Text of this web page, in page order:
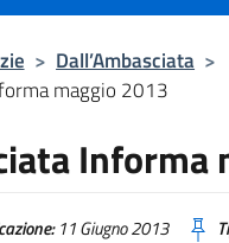
> Dall’Ambasciata >
maggio 2013
Informa
11 Giugno 2013